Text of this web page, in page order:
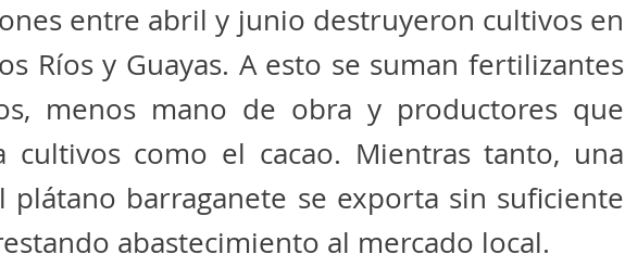
entre abril y junio destruyeron cultivos en
Ríos y Guayas. A esto se suman fertilizantes
menos mano de obra y productores que
cultivos como el cacao. Mientras tanto, una
plátano barraganete se exporta sin suficiente
abastecimiento al mercado local.